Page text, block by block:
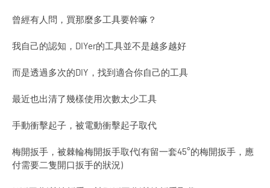
曾經有人問，買那麼多工具要幹嘛？
我自己的認知，DIYer的工具並不是越多越好
而是透過多次的DIY，找到適合你自己的工具
最近也出清了幾樣使用次數太少工具
手動衝擊起子，被電動衝擊起子取代
梅開扳手，被棘輪梅開扳手取代(有留一套45°的梅開扳手，應
付需要二隻開口扳手的狀況)